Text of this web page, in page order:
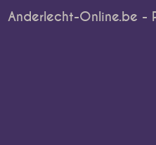
Anderlecht-Online.be -